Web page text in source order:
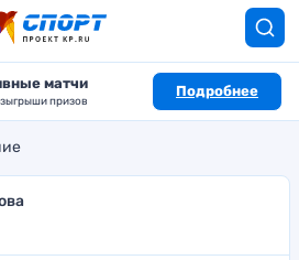
матчи
призов
Подробнее